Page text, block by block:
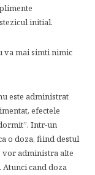
initial.
va mai simti nimic
este administrat
efectele
Intr-un
o doza, fiind destul
vor administra alte
Atunci cand doza